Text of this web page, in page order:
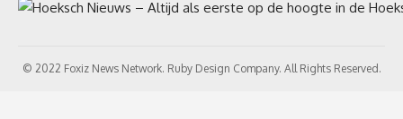
© 2022 Foxiz News Network. Ruby Design Company. All Rights Reserved.